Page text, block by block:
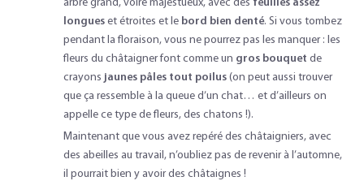
arbre grand, voire majestueux, avec des feuilles assez
longues et étroites et le bord bien denté. Si vous tombez
pendant la floraison, vous ne pourrez pas les manquer : les
fleurs du châtaigner font comme un gros bouquet de
crayons jaunes pâles tout poilus (on peut aussi trouver
que ça ressemble à la queue d’un chat… et d’ailleurs on
appelle ce type de fleurs, des chatons !).
Maintenant que vous avez repéré des châtaigniers, avec
des abeilles au travail, n’oubliez pas de revenir à l’automne,
il pourrait bien y avoir des châtaignes !